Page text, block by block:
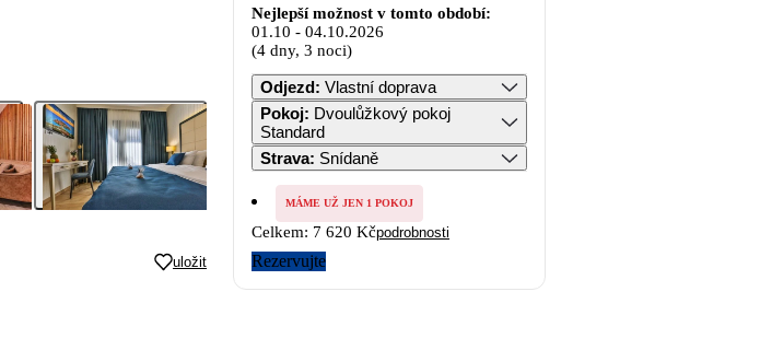
uložit
Nejlepší možnost v tomto období:
01.10 - 04.10.2026
(4 dny, 3 noci)
Odjezd: Vlastní doprava
Pokoj: Dvoulůžkový pokoj
Standard
Strava: Snídaně
MÁME UŽ JEN 1 POKOJ
Celkem: 7 620 Kčpodrobnosti
Rezervujte